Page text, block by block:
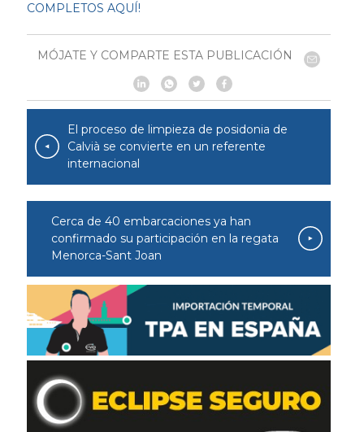
COMPLETOS AQUÍ!
MÓJATE Y COMPARTE ESTA PUBLICACIÓN
El proceso de limpieza de posidonia de
Calvià se convierte en un referente
internacional
Cerca de 40 embarcaciones ya han
confirmado su participación en la regata
Menorca-Sant Joan